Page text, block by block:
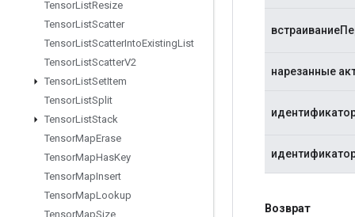
TensorListResize
TensorListScatter
TensorListScatterIntoExistingList
TensorListScatterV2
TensorListSetItem
TensorListSplit
TensorListStack
TensorMapErase
TensorMapHasKey
TensorMapInsert
TensorMapLookup
TensorMapSize
нарезанные
Возврат